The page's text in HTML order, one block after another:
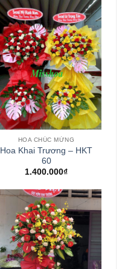
HOA CHÚC MỪNG
Hoa Khai Trương – HKT
60
1.400.000₫